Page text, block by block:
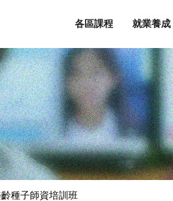
各區課程 就業養成
種子師資培訓班